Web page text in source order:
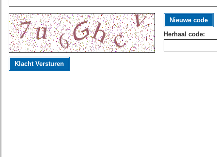
Nieuwe code
Herhaal code:
Klacht Versturen